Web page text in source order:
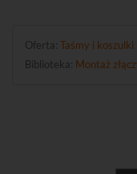
Oferta: Taśmy i koszulki
Biblioteka: Montaż